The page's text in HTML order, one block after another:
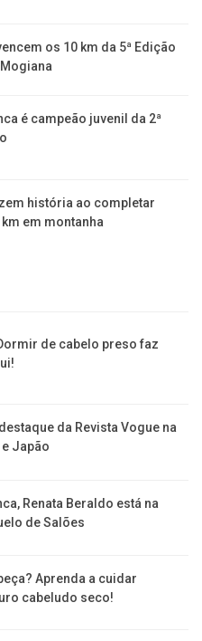
os 10 km da 5ª Edição
é campeão juvenil da 2ª
história ao completar
em montanha
de cabelo preso faz
da Revista Vogue na
e Japão
Renata Beraldo está na
de Salões
Aprenda a cuidar
cabeludo seco!